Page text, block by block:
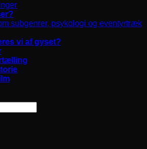
subgenrer, psykologi og eventyrtræk
vi af gyset?